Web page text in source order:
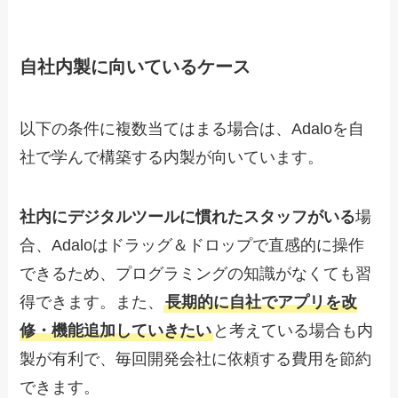
自社内製に向いているケース
以下の条件に複数当てはまる場合は、Adaloを自
社で学んで構築する内製が向いています。
社内にデジタルツールに慣れたスタッフがいる場
合、Adaloはドラッグ＆ドロップで直感的に操作
できるため、プログラミングの知識がなくても習
得できます。また、長期的に自社でアプリを改
修・機能追加していきたい と考えている場合も内
製が有利で、毎回開発会社に依頼する費用を節約
できます。